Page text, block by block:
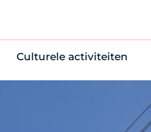
Culturele activiteiten
Cultuuragenda